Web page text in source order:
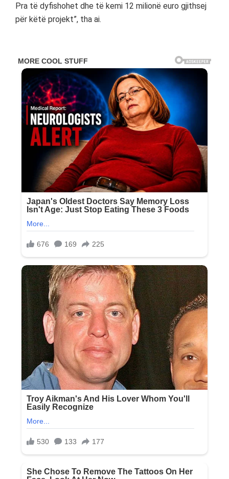
Pra të dyfishohet dhe të kemi 12 milionë euro gjithsej
për këtë projekt”, tha ai.